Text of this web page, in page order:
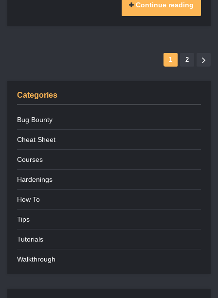
Continue reading
1 2
Categories
Bug Bounty
Cheat Sheet
Courses
Hardenings
How To
Tips
Tutorials
Walkthrough